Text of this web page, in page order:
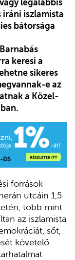
legalábbis
iszlamista
bátorsága
keresi a
sikeres
e az
a Közel-
források
utcáin 1,5
több mint
az iszlamista
sőt,
követelő